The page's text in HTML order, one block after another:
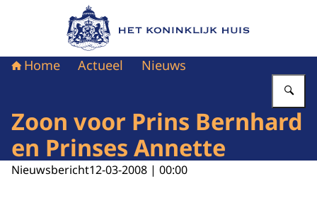
Naar de homepage van Het Koninklijk Huis
Home Actueel Nieuws
Zoon voor Prins Bernhard
en Prinses Annette
Nieuwsbericht12-03-2008 | 00:00